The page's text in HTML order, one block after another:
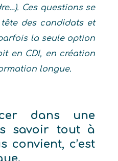
Ces questions se
des candidats et
la seule option
en CDI, en création
longue.
dans une
savoir tout à
convient, c’est